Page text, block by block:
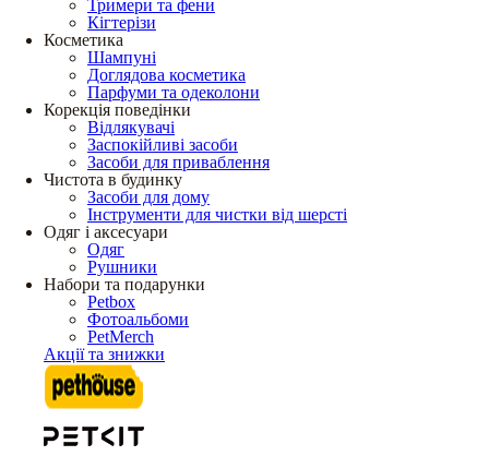
Тримери та фени
Кігтерізи
Косметика
Шампуні
Доглядова косметика
Парфуми та одеколони
Корекція поведінки
Відлякувачі
Заспокійливі засоби
Засоби для приваблення
Чистота в будинку
Засоби для дому
Інструменти для чистки від шерсті
Одяг і аксесуари
Одяг
Рушники
Набори та подарунки
Petbox
Фотоальбоми
PetMerch
Акції та знижки